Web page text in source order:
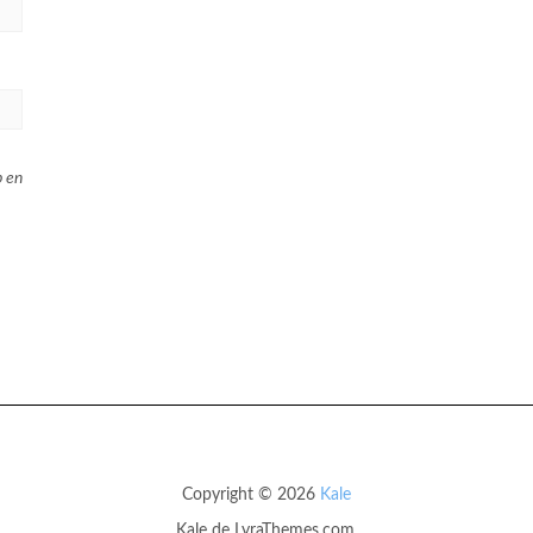
en
Copyright © 2026 Kale